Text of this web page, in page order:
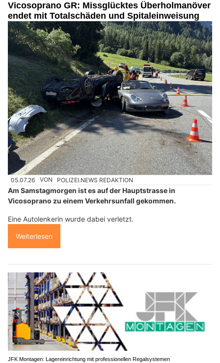
Vicosoprano GR: Missglücktes Überholmanöver
endet mit Totalschäden und Spitaleinweisung
05.07.26 VON POLIZEI.NEWS REDAKTION
Am Samstagmorgen ist es auf der Hauptstrasse in
Vicosoprano zu einem Verkehrsunfall gekommen.
Eine Autolenkerin wurde dabei verletzt.
Weiterlesen
JFK Montagen: Lagereinrichtung mit professionellen Regalsystemen